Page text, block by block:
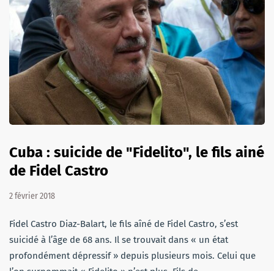
Cuba : suicide de "Fidelito", le fils ainé
de Fidel Castro
2 février 2018
Fidel Castro Diaz-Balart, le fils aîné de Fidel Castro, s’est
suicidé à l’âge de 68 ans. Il se trouvait dans « un état
profondément dépressif » depuis plusieurs mois. Celui que